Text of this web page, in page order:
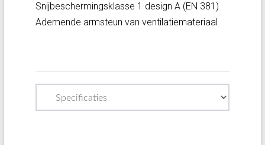
Snijbeschermingsklasse 1 design A (EN 381)
Ademende armsteun van ventilatiemateriaal